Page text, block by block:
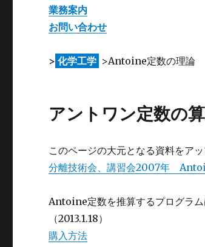
業務案内
お問い合わせ
> 化学工学 >Antoine定数の理論
アントワン定数の
このページの大元となる資料をアッ
分離技術会、講習会2007年
Antoine定数を推算するプログラム
（2013.1.18）
購入方法